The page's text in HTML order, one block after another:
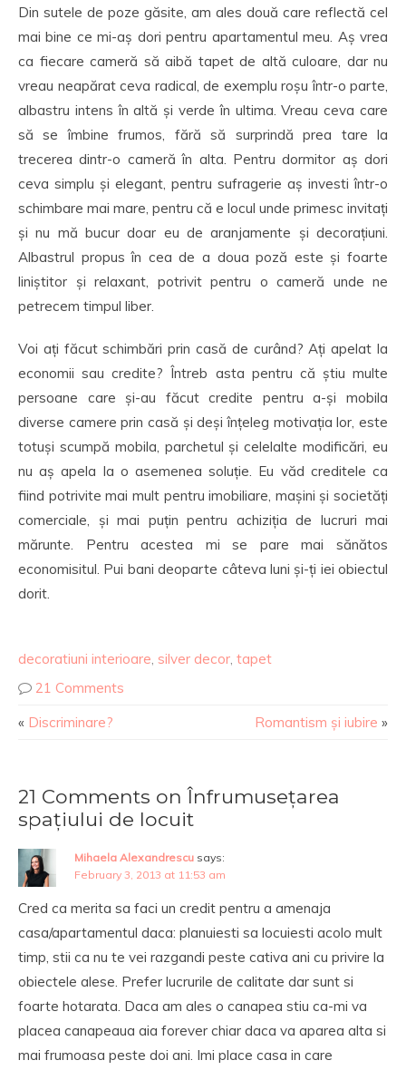
Din sutele de poze găsite, am ales două care reflectă cel
mai bine ce mi-aș dori pentru apartamentul meu. Aș vrea
ca fiecare cameră să aibă tapet de altă culoare, dar nu
vreau neapărat ceva radical, de exemplu roșu într-o parte,
albastru intens în altă și verde în ultima. Vreau ceva care
să se îmbine frumos, fără să surprindă prea tare la
trecerea dintr-o cameră în alta. Pentru dormitor aș dori
ceva simplu și elegant, pentru sufragerie aș investi într-o
schimbare mai mare, pentru că e locul unde primesc invitați
și nu mă bucur doar eu de aranjamente și decorațiuni.
Albastrul propus în cea de a doua poză este și foarte
liniștitor și relaxant, potrivit pentru o cameră unde ne
petrecem timpul liber.
Voi ați făcut schimbări prin casă de curând? Ați apelat la
economii sau credite? Întreb asta pentru că știu multe
persoane care și-au făcut credite pentru a-și mobila
diverse camere prin casă și deși înțeleg motivația lor, este
totuși scumpă mobila, parchetul și celelalte modificări, eu
nu aș apela la o asemenea soluție. Eu văd creditele ca
fiind potrivite mai mult pentru imobiliare, mașini și societăți
comerciale, și mai puțin pentru achiziția de lucruri mai
mărunte. Pentru acestea mi se pare mai sănătos
economisitul. Pui bani deoparte câteva luni și-ți iei obiectul
dorit.
decoratiuni interioare, silver decor, tapet
21 Comments
« Discriminare? Romantism și iubire »
21 Comments on Înfrumusețarea
spațiului de locuit
Mihaela Alexandrescu says:
February 3, 2013 at 11:53 am
Cred ca merita sa faci un credit pentru a amenaja
casa/apartamentul daca: planuiesti sa locuiesti acolo mult
timp, stii ca nu te vei razgandi peste cativa ani cu privire la
obiectele alese. Prefer lucrurile de calitate dar sunt si
foarte hotarata. Daca am ales o canapea stiu ca-mi va
placea canapeaua aia forever chiar daca va aparea alta si
mai frumoasa peste doi ani. Imi place casa in care